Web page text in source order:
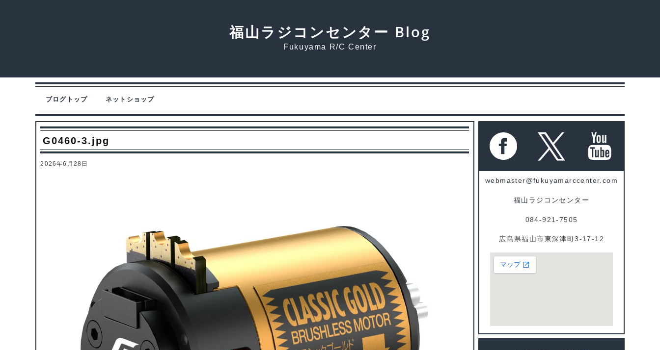
福山ラジコンセンター Blog
Fukuyama R/C Center
ブログトップ ネットショップ
G0460-3.jpg
2026年6月28日
webmaster@fukuyamarccenter.com
福山ラジコンセンター
084-921-7505
広島県福山市東深津町3-17-12